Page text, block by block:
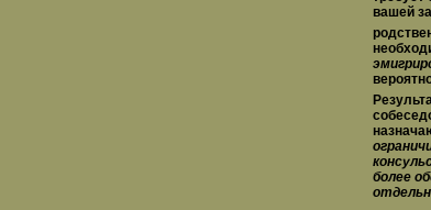
вашей
более